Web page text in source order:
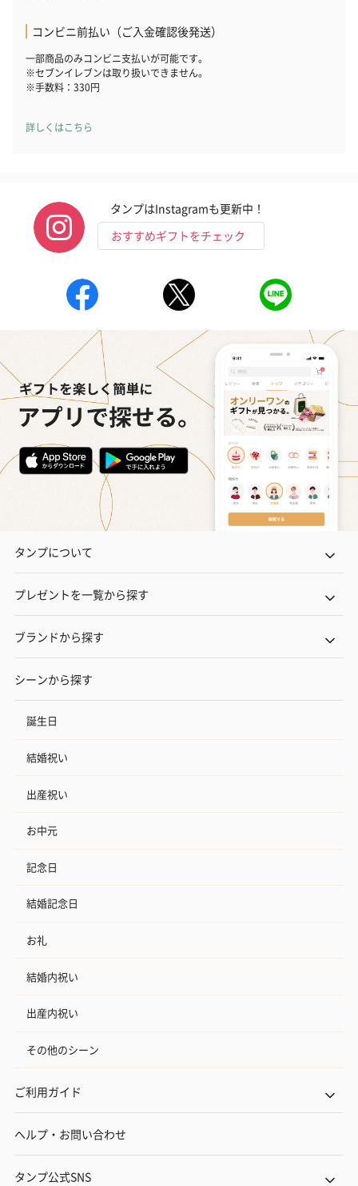
コンビニ前払い（ご入金確認後発送）
一部商品のみコンビニ支払いが可能です。
※セブンイレブンは取り扱いできません。
※手数料：330円
詳しくはこちら
タンプはInstagramも更新中！
おすすめギフトをチェック
タンプについて
プレゼントを一覧から探す
ブランドから探す
シーンから探す
誕生日
結婚祝い
出産祝い
お中元
記念日
結婚記念日
お礼
結婚内祝い
出産内祝い
その他のシーン
ご利用ガイド
ヘルプ・お問い合わせ
タンプ公式SNS